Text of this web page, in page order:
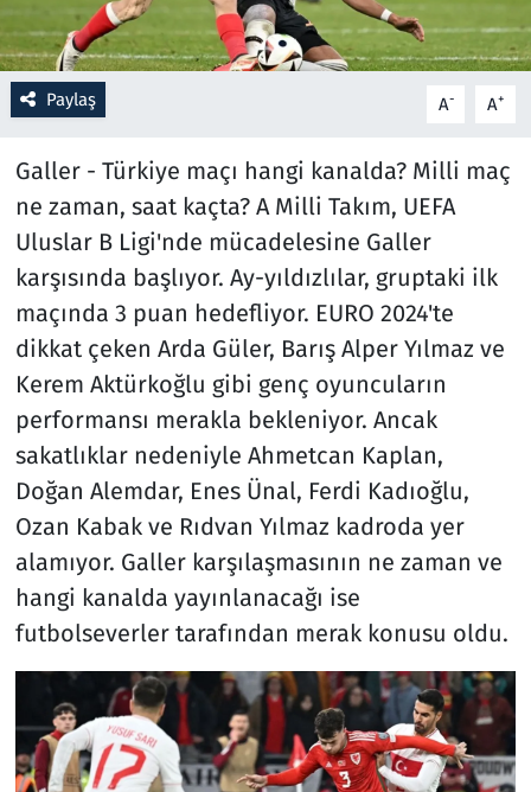
Paylaş A- A+
Galler - Türkiye maçı hangi kanalda? Milli maç
ne zaman, saat kaçta? A Milli Takım, UEFA
Uluslar B Ligi'nde mücadelesine Galler
karşısında başlıyor. Ay-yıldızlılar, gruptaki ilk
maçında 3 puan hedefliyor. EURO 2024'te
dikkat çeken Arda Güler, Barış Alper Yılmaz ve
Kerem Aktürkoğlu gibi genç oyuncuların
performansı merakla bekleniyor. Ancak
sakatlıklar nedeniyle Ahmetcan Kaplan,
Doğan Alemdar, Enes Ünal, Ferdi Kadıoğlu,
Ozan Kabak ve Rıdvan Yılmaz kadroda yer
alamıyor. Galler karşılaşmasının ne zaman ve
hangi kanalda yayınlanacağı ise
futbolseverler tarafından merak konusu oldu.
Seçim 2023
Spor
Televizyon